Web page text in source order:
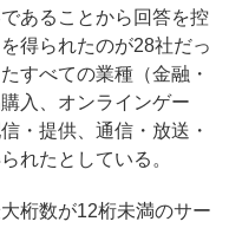
あることから回答を控
得られたのが28社だっ
すべての業種（金融・
入、オンラインゲー
・提供、通信・放送・
れたとしている。
桁数が12桁未満のサー